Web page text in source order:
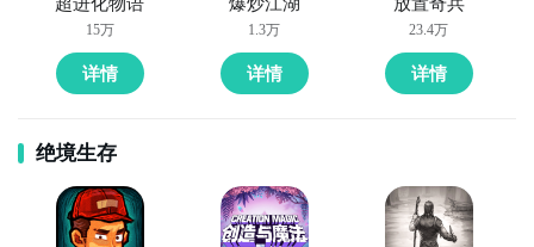
15万
详情
1.3万
详情
23.4万
详情
绝境生存